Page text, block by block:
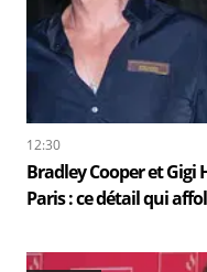
12:30
Bradley Cooper et Gigi
Paris : ce détail qui